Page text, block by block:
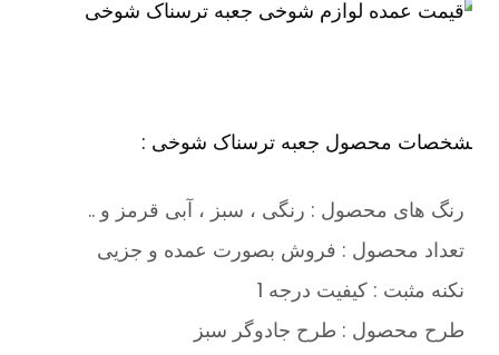
محصول جعبه ترسناک شوخی :
رنگ های محصول : رنگی ، سبز ، آبی قرمز و ..
تعداد محصول : فروش بصورت عمده و جزیی
نکنه مثبت : کیفیت درجه 1
طرح محصول : طرح جادوگر سبز